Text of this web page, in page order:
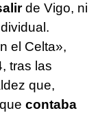
de Vigo, ni
el Celta»,
tras las
que,
contaba